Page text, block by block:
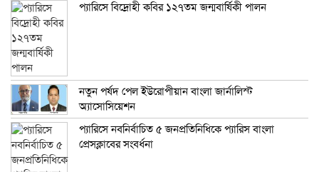
প্যারিসে বিদ্রোহী কবির ১২৭তম জন্মবার্ষিকী পালন
নতুন পর্ষদ পেল ইউরোপীয়ান বাংলা জার্নালিস্ট
অ্যাসোসিয়েশন
প্যারিসে নবনির্বাচিত ৫ জনপ্রতিনিধিকে প্যারিস বাংলা
প্রেসক্লাবের সংবর্ধনা